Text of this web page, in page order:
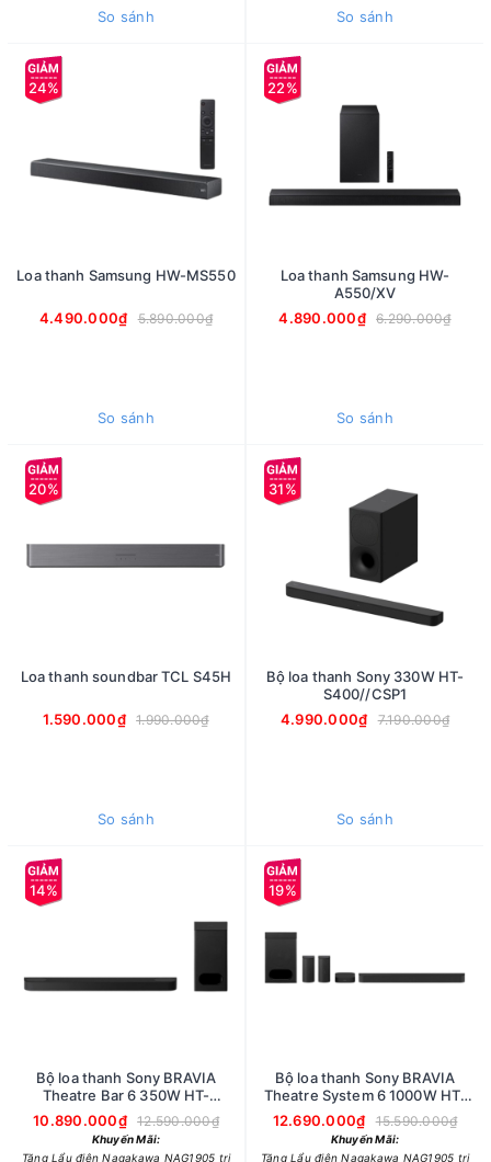
So sánh So sánh
24%
Loa thanh Samsung HW-MS550
4.490.000₫ 5.890.000₫
So sánh
22%
Loa thanh Samsung HW-
A550/XV
4.890.000₫
6.290.000₫
So sánh
20%
Loa thanh soundbar TCL S45H
1.590.000₫ 1.990.000₫
So sánh
31%
Bộ loa thanh Sony 330W HT-
S400//CSP1
4.990.000₫
7.190.000₫
So sánh
14%
Bộ loa thanh Sony BRAVIA
Theatre Bar 6 350W HT-
B600//ZSP1
10.890.000₫ 12.590.000₫
Khuyến Mãi:
Tặng Lẩu điện Nagakawa NAG1905 trị
19%
Bộ loa thanh Sony BRAVIA
Theatre System 6 1000W HT-
S60//ZSP1
12.690.000₫ 15.590.000₫
Khuyến Mãi:
Tặng Lẩu điện Nagakawa NAG1905 trị